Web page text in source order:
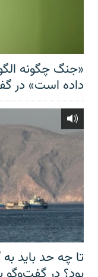
«جنگ چگونه
داده است» در
تا چه حد باید